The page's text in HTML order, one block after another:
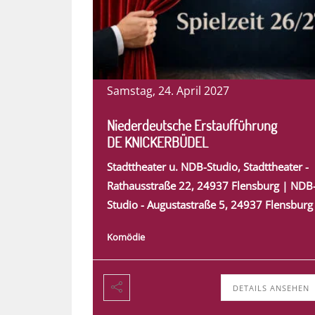
Samstag, 24. April 2027
Niederdeutsche Erstaufführung
DE KNICKERBÜDEL
Stadttheater u. NDB-Studio, Stadttheater -
Rathausstraße 22, 24937 Flensburg |
Studio - Augustastraße 5, 24937 Flensburg
Komödie
DETAILS ANSEHEN